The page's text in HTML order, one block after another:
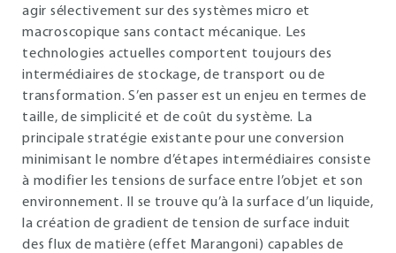
agir sélectivement sur des systèmes micro et
macroscopique sans contact mécanique. Les
technologies actuelles comportent toujours des
intermédiaires de stockage, de transport ou de
transformation. S’en passer est un enjeu en termes de
taille, de simplicité et de coût du système. La
principale stratégie existante pour une conversion
minimisant le nombre d’étapes intermédiaires consiste
à modifier les tensions de surface entre l’objet et son
environnement. Il se trouve qu’à la surface d’un liquide,
la création de gradient de tension de surface induit
des flux de matière (effet Marangoni) capables de